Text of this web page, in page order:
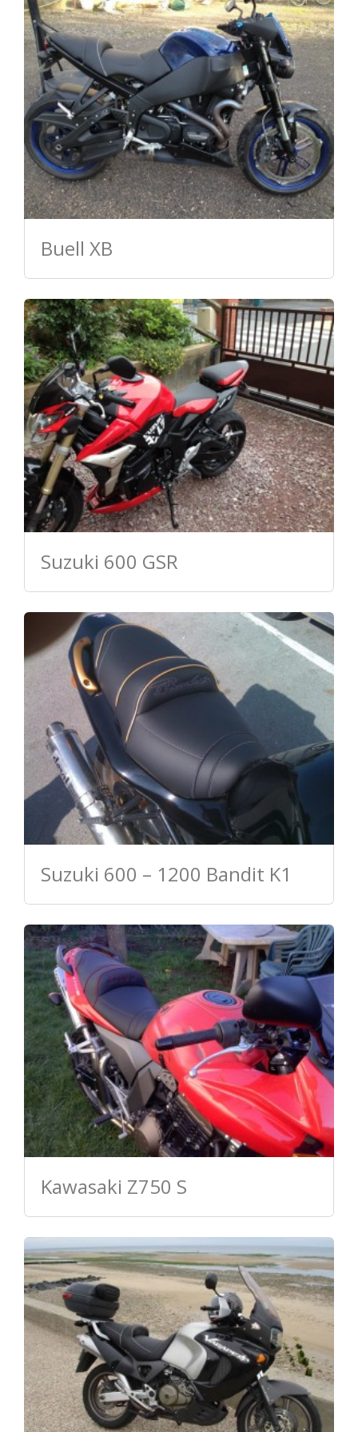
Buell XB
Suzuki 600 GSR
Suzuki 600 – 1200 Bandit K1
Kawasaki Z750 S